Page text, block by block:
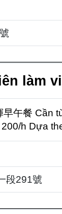
làm
Nhân viên
段291號